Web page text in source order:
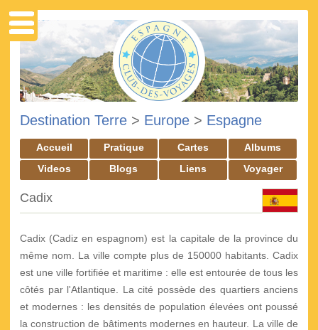
Destination Terre > Europe > Espagne
Accueil Pratique Cartes
Albums
Videos
Blogs Liens Voyager
Cadix
Cadix (Cadiz en espagnom) est la capitale de la province du
même nom. La ville compte plus de 150000 habitants. Cadix
est une ville fortifiée et maritime : elle est entourée de tous les
côtés par l'Atlantique. La cité possède des quartiers anciens
et modernes : les densités de population élevées ont poussé
la construction de bâtiments modernes en hauteur. La ville de